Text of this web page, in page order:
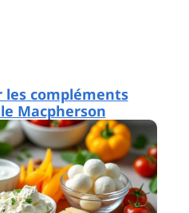
compléments
Macpherson